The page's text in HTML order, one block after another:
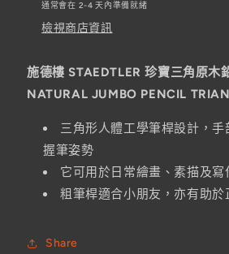
角
原
鉛
筆
(單
支)
數
量
少
角
鉛
筆
(單
數
量
通常會在 2-4 天內準備就緒
檢視商店資訊
施德樓 STAEDTLER 珍寶三角原
NATURAL JUMBO PENCIL
三角形人體工學筆桿設計，
握筆姿勢
它可用於日常繪畫、素描及寫
粗筆桿適合小朋友，亦有助於
Share